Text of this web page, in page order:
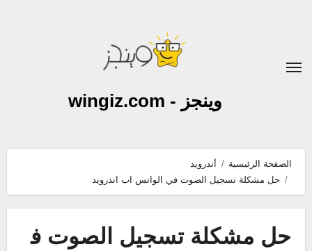
وينجز - wingiz.com
الصفحة الرئيسية
أندرويد
حل مشكلة تسجيل الصوت في الواتس اب اندرويد
حل مشكلة تسجيل الصوت ف